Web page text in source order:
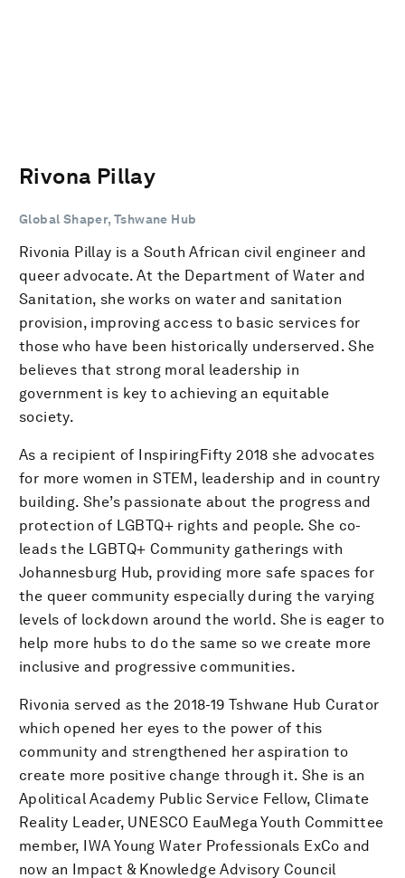
Rivona Pillay
Global Shaper, Tshwane Hub
Rivonia Pillay is a South African civil engineer and
queer advocate. At the Department of Water and
Sanitation, she works on water and sanitation
provision, improving access to basic services for
those who have been historically underserved. She
believes that strong moral leadership in
government is key to achieving an equitable
society.
As a recipient of InspiringFifty 2018 she advocates
for more women in STEM, leadership and in country
building. She’s passionate about the progress and
protection of LGBTQ+ rights and people. She co-
leads the LGBTQ+ Community gatherings with
Johannesburg Hub, providing more safe spaces for
the queer community especially during the varying
levels of lockdown around the world. She is eager to
help more hubs to do the same so we create more
inclusive and progressive communities.
Rivonia served as the 2018-19 Tshwane Hub Curator
which opened her eyes to the power of this
community and strengthened her aspiration to
create more positive change through it. She is an
Apolitical Academy Public Service Fellow, Climate
Reality Leader, UNESCO EauMega Youth Committee
member, IWA Young Water Professionals ExCo and
now an Impact & Knowledge Advisory Council